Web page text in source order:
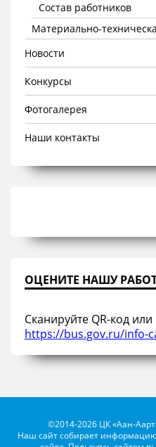
Состав работников
Материально-
Новости
Конкурсы
Фотогалерея
Наши контакты
ОЦЕНИТЕ НАШУ
Сканируйте QR-код
https://bus.gov.ru/info-
©2014-2026 ЦК «Аан-
Наш сайт собирает